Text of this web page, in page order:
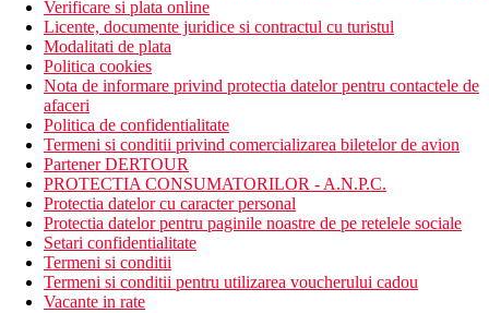
Verificare si plata online
Licente, documente juridice si contractul cu turistul
Modalitati de plata
Politica cookies
Nota de informare privind protectia datelor pentru contactele de
afaceri
Politica de confidentialitate
Termeni si conditii privind comercializarea biletelor de avion
Partener DERTOUR
PROTECTIA CONSUMATORILOR - A.N.P.C.
Protectia datelor cu caracter personal
Protectia datelor pentru paginile noastre de pe retelele sociale
Setari confidentialitate
Termeni si conditii
Termeni si conditii pentru utilizarea voucherului cadou
Vacante in rate